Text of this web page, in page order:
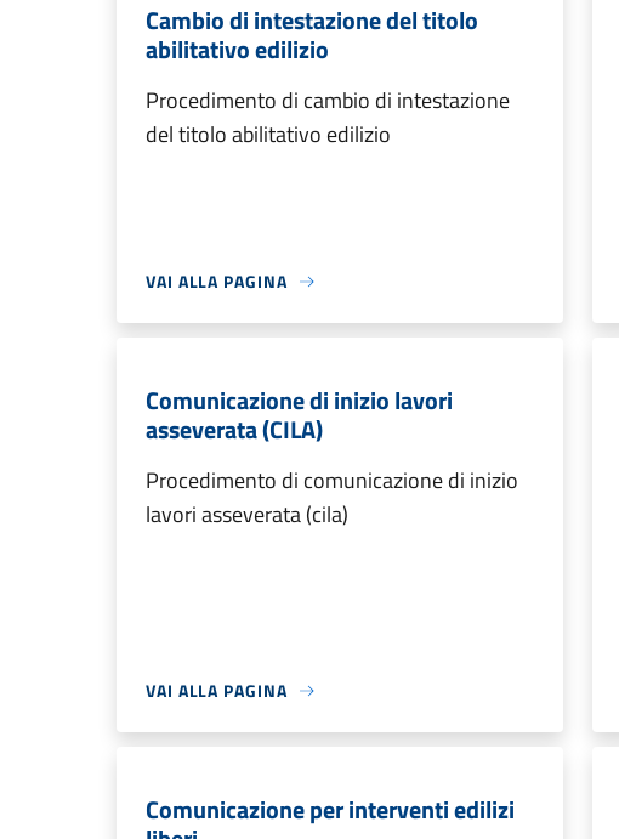
Cambio di intestazione del titolo
abilitativo edilizio
Procedimento di cambio di intestazione
del titolo abilitativo edilizio
VAI ALLA PAGINA
Comunicazione di inizio lavori
asseverata (CILA)
Procedimento di comunicazione di inizio
lavori asseverata (cila)
VAI ALLA PAGINA
Comunicazione per interventi edilizi